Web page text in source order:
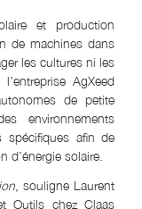
et production
de machines dans
les cultures ni les
AgXeed
de petite
environnements
spécifiques afin de
d’énergie solaire.
, souligne Laurent
Outils chez Claas